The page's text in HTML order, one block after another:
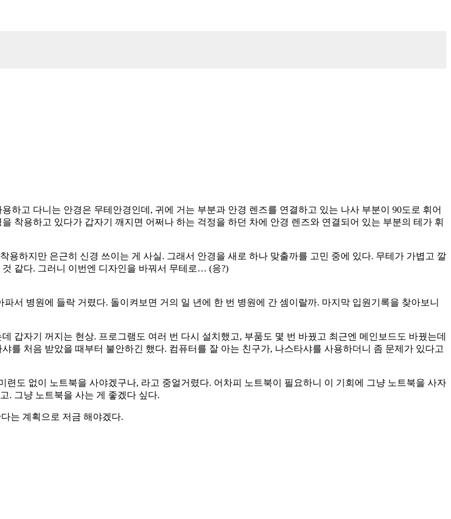
하고 다니는 안경은 무테안경인데, 귀에 거는 부분과 안경 렌즈를 연결하고 있는 나사 부분이 90도로 휘어
착용하고 있다가 갑자기 깨지면 어쩌나 하는 걱정을 하던 차에 안경 렌즈와 연결되어 있는 부분의 테가 휘
하지만 은근히 신경 쓰이는 게 사실. 그래서 안경을 새로 하나 맞출까를 고민 중에 있다. 무테가 가볍고 깔
같다. 그러니 이번엔 디자인을 바꿔서 무테로… (응?)
서 병원에 들락 거렸다. 돌이켜보면 거의 일 년에 한 번 병원에 간 셈이랄까. 마지막 입원기록을 찾아보니
갑자기 꺼지는 현상. 프로그램도 여러 번 다시 설치했고, 부품도 몇 번 바꿨고 최근엔 메인보드도 바꿨는데
를 처음 받았을 때부터 불안하긴 했다. 컴퓨터를 잘 아는 친구가, 나스타샤를 사용하더니 좀 문제가 있다고
도 없이 노트북을 사야겠구나, 라고 중얼거렸다. 어차피 노트북이 필요하니 이 기회에 그냥 노트북을 사자
. 그냥 노트북을 사는 게 좋겠다 싶다.
는 계획으로 저금 해야겠다.